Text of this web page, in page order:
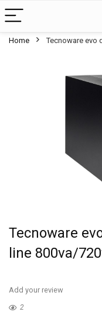
Home Tecnoware evo
Tecnoware
line 800va/
Add your review
2